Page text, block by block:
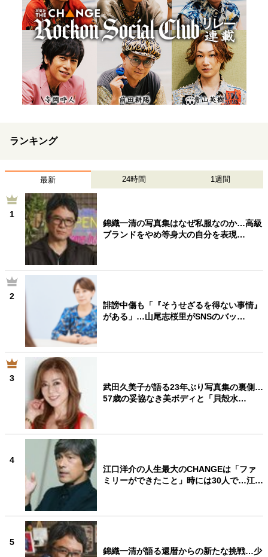
ランキング
最新 24時間 1週間
1
錦織一清の写真集はなぜ私服なのか…高級
ブランドをやめ等身大の自分を表現…
2
誹謗中傷も「『そうせざるを得ない事情』
がある」…山尾志桜里がSNSのバッ…
3
武田久美子が語る23年ぶり写真集の裏側…
57歳の妥協なき美ボディと「貝殻水…
4
江口洋介の人生最大のCHANGEは「ファ
ミリーができたこと」時には30人で…江…
5
錦織一清が語る還暦からの新たな挑戦…少